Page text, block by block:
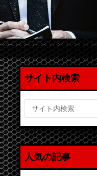
サイト内検索
人気の記事